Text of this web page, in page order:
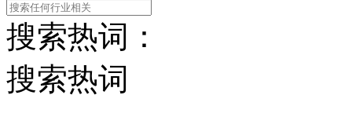
搜索热词：
搜索热词